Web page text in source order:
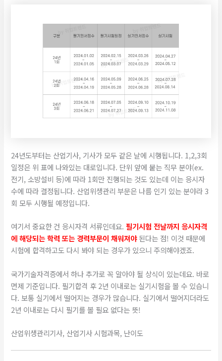
24년도부터는 산업기사, 기사가 모두 같은 날에 시행됩니다. 1,2,3회
일정은 위 표에 나와있는 대로입니다. 단위 앞에 붙는 직무 분야(ex.
전기, 소방설비 등)에 따라 1회만 진행되는 것도 있는데 이는 응시자
수에 따라 결정됩니다. 산업위생관리 부문은 나름 인기 있는 분야라 3
회 모두 시행될 예정입니다.
​여기서 중요한 건 응시자격 서류인데요.필기시험 전날까지 응시자격
에 해당되는 학력 또는 경력부문이 채워져야된다는 점! 이것 때문에
시험에 합격하고도 다시 봐야 되는 경우가 있으니 주의해야겠죠.
​국가기술자격증에서 하나 추가로 꼭 알아야 될 상식이 있는데요. 바로
면제 기준입니다. 필기합격 후 2년 이내로는 실기시험을 볼 수 있습니
다. 보통 실기에서 떨어지는 경우가 많습니다. 실기에서 떨어지더라도
2년 이내로는 다시 필기를 볼 필요 없다는 뜻!
산업위생관리기사, 산업기사 시험과목, 난이도